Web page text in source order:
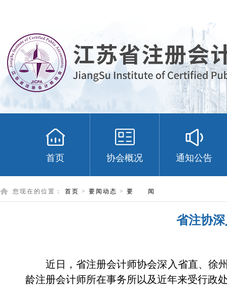
首页 协会概况 通知公告
您现在的位置： 首页 > 要闻动态 > 要 闻
省注协
近日，省注册会计师协会深入省直、徐
龄注册会计师所在事务所以及近年来受行政